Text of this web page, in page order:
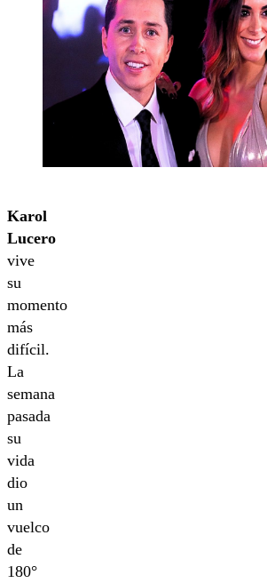
Karol
Lucero
vive
su
momento
más
difícil.
La
semana
pasada
su
vida
dio
un
vuelco
de
180°